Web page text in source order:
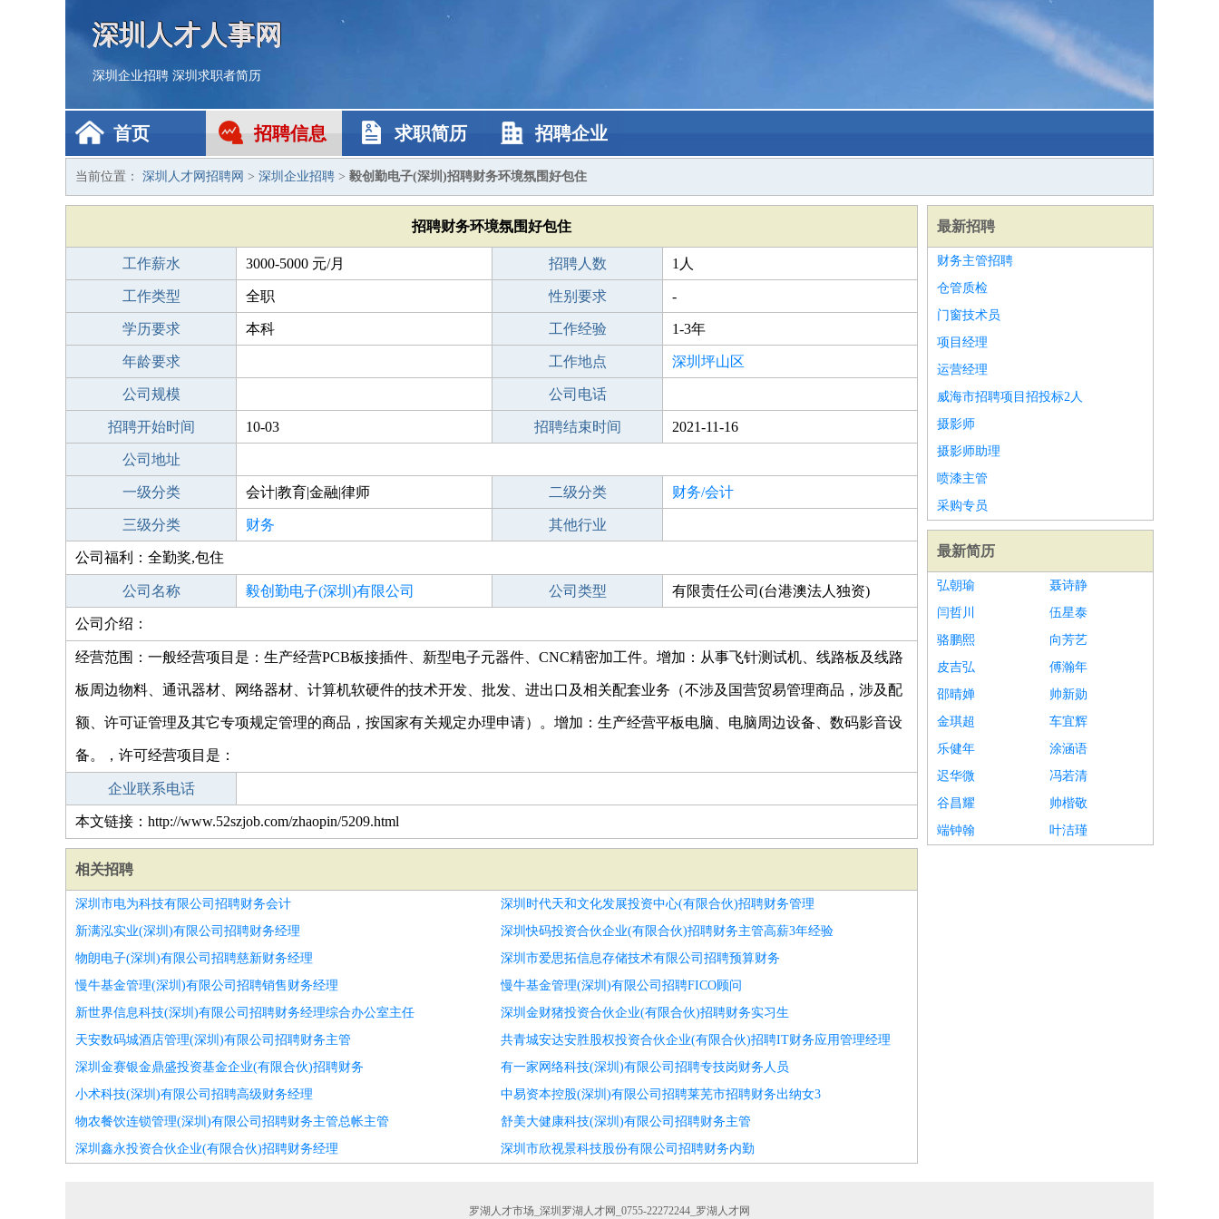
深圳人才人事网
深圳企业招聘 深圳求职者简历
首页 招聘信息 求职简历 招聘企业
当前位置： 深圳人才网招聘网 > 深圳企业招聘 > 毅创勤电子(深圳)招聘财务环境氛围好包住
招聘财务环境氛围好包住
工作薪水 3000-5000 元/月 招聘人数 1人
工作类型 全职 性别要求 -
学历要求 本科 工作经验 1-3年
年龄要求 工作地点 深圳坪山区
公司规模 公司电话
招聘开始时间 10-03 招聘结束时间 2021-11-16
公司地址
一级分类 会计|教育|金融|律师 二级分类 财务/会计
三级分类 财务 其他行业
公司福利：全勤奖,包住
公司名称 毅创勤电子(深圳)有限公司 公司类型 有限责任公司(台港澳法人独资)
公司介绍：
经营范围：一般经营项目是：生产经营PCB板接插件、新型电子元器件、CNC精密加工件。增加：从事飞针测试机、线路板及线路
板周边物料、通讯器材、网络器材、计算机软硬件的技术开发、批发、进出口及相关配套业务（不涉及国营贸易管理商品，涉及配
额、许可证管理及其它专项规定管理的商品，按国家有关规定办理申请）。增加：生产经营平板电脑、电脑周边设备、数码影音设
备。，许可经营项目是：
企业联系电话
本文链接：http://www.52szjob.com/zhaopin/5209.html
相关招聘
深圳市电为科技有限公司招聘财务会计
深圳时代天和文化发展投资中心(有限合伙)招聘财务管理
新满泓实业(深圳)有限公司招聘财务经理
深圳快码投资合伙企业(有限合伙)招聘财务主管高薪3年经验
物朗电子(深圳)有限公司招聘慈新财务经理
深圳市爱思拓信息存储技术有限公司招聘预算财务
慢牛基金管理(深圳)有限公司招聘销售财务经理
慢牛基金管理(深圳)有限公司招聘FICO顾问
新世界信息科技(深圳)有限公司招聘财务经理综合办公室主任
深圳金财猪投资合伙企业(有限合伙)招聘财务实习生
天安数码城酒店管理(深圳)有限公司招聘财务主管
共青城安达安胜股权投资合伙企业(有限合伙)招聘IT财务应用管理经理
深圳金赛银金鼎盛投资基金企业(有限合伙)招聘财务
有一家网络科技(深圳)有限公司招聘专技岗财务人员
小术科技(深圳)有限公司招聘高级财务经理
中易资本控股(深圳)有限公司招聘莱芜市招聘财务出纳女3
物农餐饮连锁管理(深圳)有限公司招聘财务主管总帐主管
舒美大健康科技(深圳)有限公司招聘财务主管
深圳鑫永投资合伙企业(有限合伙)招聘财务经理
深圳市欣视景科技股份有限公司招聘财务内勤
最新招聘
财务主管招聘
仓管质检
门窗技术员
项目经理
运营经理
威海市招聘项目招投标2人
摄影师
摄影师助理
喷漆主管
采购专员
最新简历
弘朝瑜
聂诗静
闫哲川
伍星泰
骆鹏熙
向芳艺
皮吉弘
傅瀚年
邵晴婵
帅新勋
金琪超
车宜辉
乐健年
涂涵语
迟华微
冯若清
谷昌耀
帅楷敬
端钟翰
叶洁瑾
罗湖人才市场_深圳罗湖人才网_0755-22272244_罗湖人才网